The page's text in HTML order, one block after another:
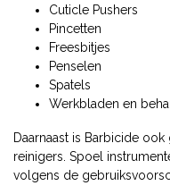
Cuticle Pushers
Pincetten
Freesbitjes
Penselen
Spatels
Werkbladen en
Daarnaast is Barbicide
reinigers. Spoel
volgens de